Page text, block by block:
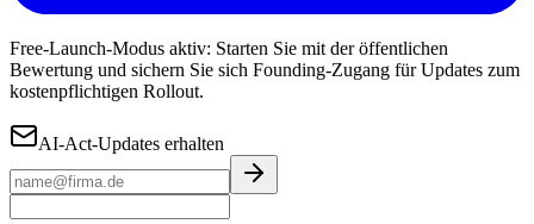
Free-Launch-Modus aktiv: Starten Sie mit der öffentlichen
Bewertung und sichern Sie sich Founding-Zugang für Updates zum
kostenpflichtigen Rollout.
AI-Act-Updates erhalten